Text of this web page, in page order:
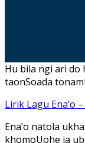
Hu bila ngi ari
taonSoada
Lirik Lagu Ena’o